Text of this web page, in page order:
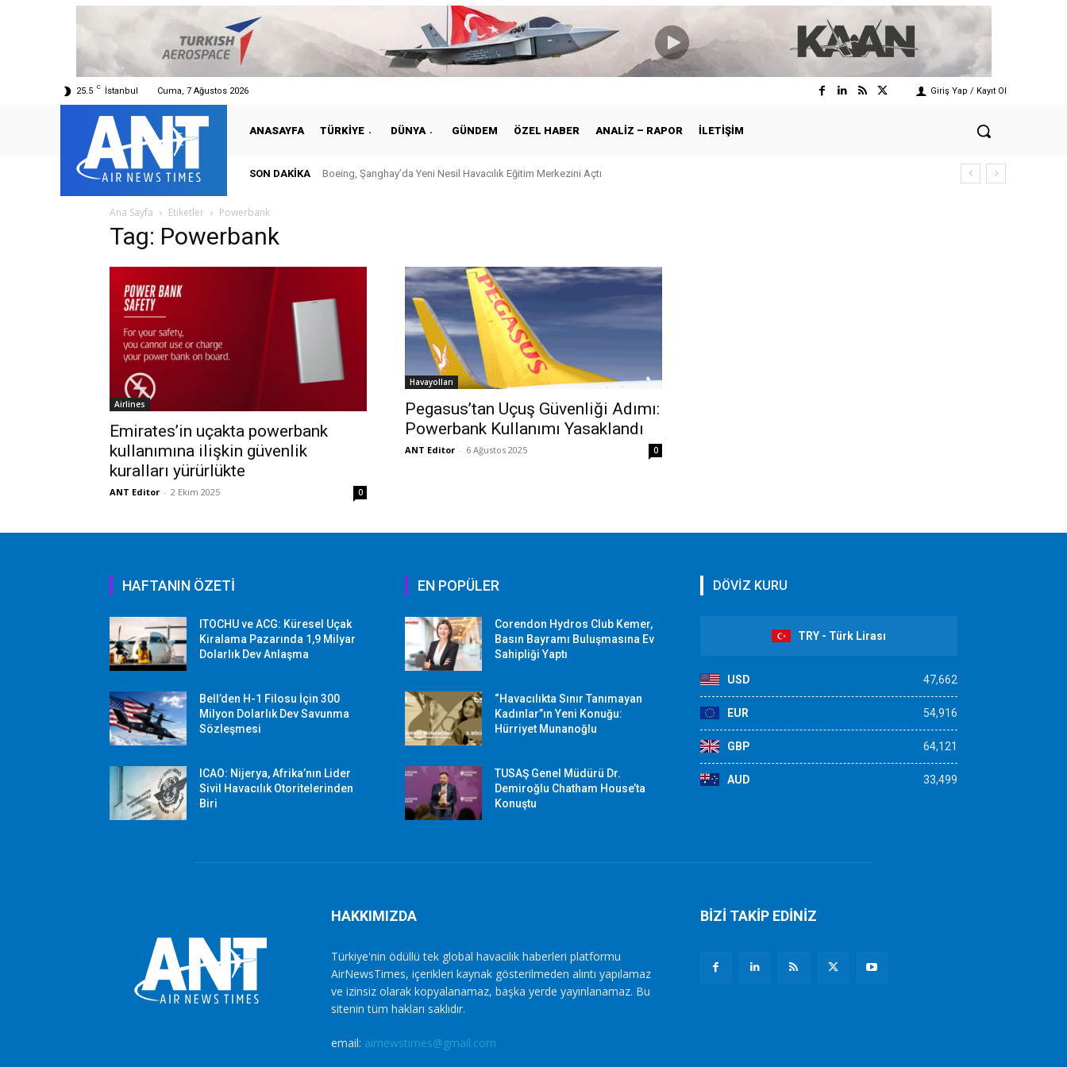
25.5 C İstanbul Cuma, 7 Ağustos 2026 Giriş Yap / Kayıt Ol
ANASAYFA TÜRKIYE DÜNYA GÜNDEM ÖZEL HABER ANALIZ – RAPOR İLETIŞIM
SON DAKIKA Boeing, Şanghay’da Yeni Nesil Havacılık Eğitim Merkezini Açtı
Ana Sayfa Etiketler Powerbank
Tag: Powerbank
Airlines
Emirates’in uçakta powerbank
kullanımına ilişkin güvenlik
kuralları yürürlükte
ANT Editor - 2 Ekim 2025 0
Havayolları
Pegasus’tan Uçuş Güvenliği Adımı:
Powerbank Kullanımı Yasaklandı
ANT Editor - 6 Ağustos 2025 0
HAFTANIN ÖZETİ
ITOCHU ve ACG: Küresel Uçak
Kiralama Pazarında 1,9 Milyar
Dolarlık Dev Anlaşma
Bell’den H-1 Filosu İçin 300
Milyon Dolarlık Dev Savunma
Sözleşmesi
ICAO: Nijerya, Afrika’nın Lider
Sivil Havacılık Otoritelerinden
Biri
EN POPÜLER
Corendon Hydros Club Kemer,
Basın Bayramı Buluşmasına Ev
Sahipliği Yaptı
“Havacılıkta Sınır Tanımayan
Kadınlar”ın Yeni Konuğu:
Hürriyet Munanoğlu
TUSAŞ Genel Müdürü Dr.
Demiroğlu Chatham House’ta
Konuştu
DÖVİZ KURU
TRY - Türk Lirası
USD 47,662
EUR 54,916
GBP 64,121
AUD 33,499
HAKKIMIZDA
Türkiye'nin ödüllü tek global havacılık haberleri platformu
AirNewsTimes, içerikleri kaynak gösterilmeden alıntı yapılamaz
ve izinsiz olarak kopyalanamaz, başka yerde yayınlanamaz. Bu
sitenin tüm hakları saklıdır.
email: airnewstimes@gmail.com
BİZİ TAKİP EDİNİZ